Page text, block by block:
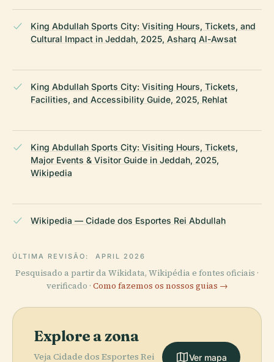
King Abdullah Sports City: Visiting Hours, Tickets, and
Cultural Impact in Jeddah, 2025, Asharq Al-Awsat
King Abdullah Sports City: Visiting Hours, Tickets,
Facilities, and Accessibility Guide, 2025, Rehlat
King Abdullah Sports City: Visiting Hours, Tickets,
Major Events & Visitor Guide in Jeddah, 2025,
Wikipedia
Wikipedia — Cidade dos Esportes Rei Abdullah
ÚLTIMA REVISÃO: APRIL 2026
Pesquisado a partir da Wikidata, Wikipédia e fontes oficiais ·
verificado · Como fazemos os nossos guias →
Explore a zona
Veja Cidade dos Esportes Rei
Ver mapa